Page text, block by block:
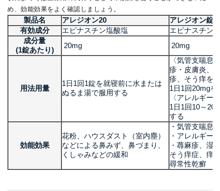
め、効能効果をよく確認しましょう。
製品名 アレジオン20
アレジオン錠
有効成分
エピナスチン塩酸塩
エピナスチン
成分量
(1錠あたり)
20mg 20mg
用法用量
1日1回1錠を就寝前に水または
ぬるま湯で服用する
〈気管支喘息
疹・皮膚炎、
疹、そう痒を
1日1回20mg
〈アレルギー
1日1回10～
する
効能効果
花粉、ハウスダスト（室内塵）
などによる鼻みず、鼻づまり、
くしゃみなどの緩和
・気管支喘息
・アレルギー
・蕁麻疹、湿
そう痒症、痒
尋常性乾癬